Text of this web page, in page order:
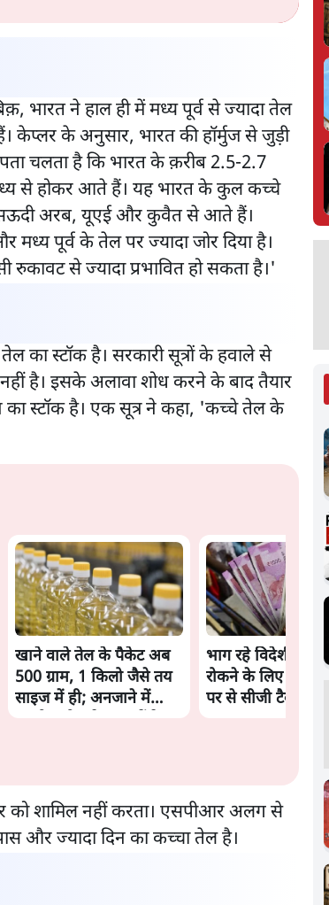
भारत ने हाल ही में मध्य पूर्व से ज्यादा तेल
केप्लर के अनुसार, भारत की हॉर्मुज से जुड़ी
पता चलता है कि भारत के क़रीब 2.5-2.7
से होकर आते हैं। यह भारत के कुल कच्चे
अरब, यूएई और कुवैत से आते हैं।
पूर्व के तेल पर ज्यादा जोर दिया है।
से ज्यादा प्रभावित हो सकता है।'
का स्टॉक है। सरकारी सूत्रों के हवाले से
है। इसके अलावा शोध करने के बाद तैयार
का स्टॉक है। एक सूत्र ने कहा, 'कच्चे तेल के
खाने वाले तेल के पैकेट अब
500 ग्राम, 1 किलो जैसे तय
साइज में ही; अनजाने में
भाग रहे विदेशी
रोकने के लिए सरकार
पर से सीजी टैक्स
को शामिल नहीं करता। एसपीआर अलग से
और ज्यादा दिन का कच्चा तेल है।